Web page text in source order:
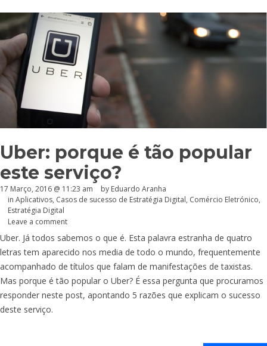
Uber: porque é tão popular
este serviço?
17 Março, 2016 @ 11:23 am by Eduardo Aranha
in Aplicativos, Casos de sucesso de Estratégia Digital, Comércio Eletrónico,
Estratégia Digital
Leave a comment
Uber. Já todos sabemos o que é. Esta palavra estranha de quatro
letras tem aparecido nos media de todo o mundo, frequentemente
acompanhado de títulos que falam de manifestações de taxistas.
Mas porque é tão popular o Uber? É essa pergunta que procuramos
responder neste post, apontando 5 razões que explicam o sucesso
deste serviço.